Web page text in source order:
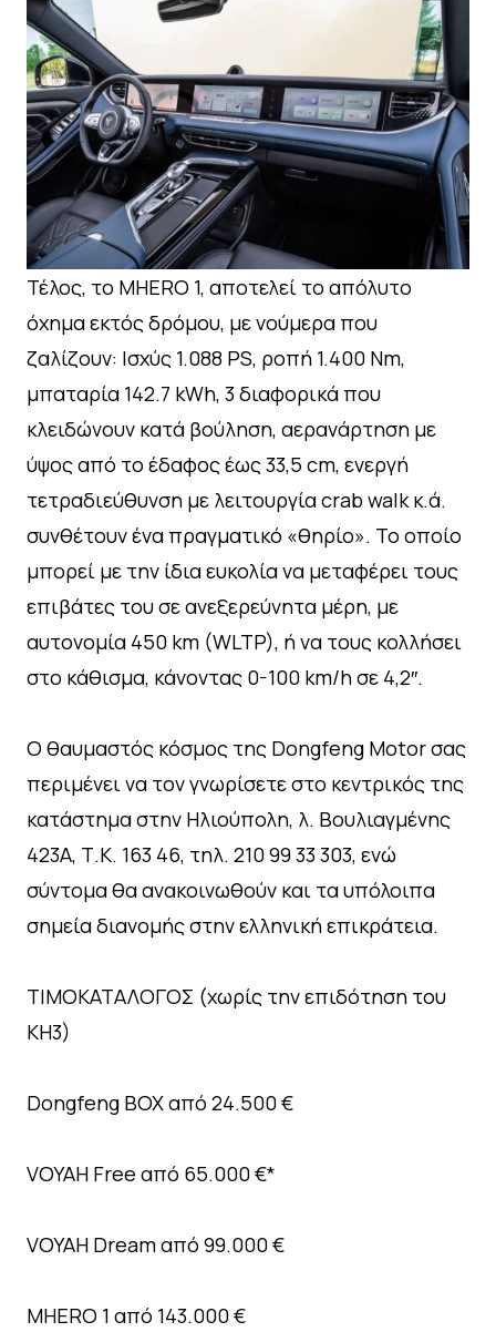
Τέλος, το MHERO 1, αποτελεί το απόλυτο
όχημα εκτός δρόμου, με νούμερα που
ζαλίζουν: Ισχύς 1.088 PS, ροπή 1.400 Nm,
μπαταρία 142.7 kWh, 3 διαφορικά που
κλειδώνουν κατά βούληση, αερανάρτηση με
ύψος από το έδαφος έως 33,5 cm, ενεργή
τετραδιεύθυνση με λειτουργία crab walk κ.ά.
συνθέτουν ένα πραγματικό «θηρίο». Το οποίο
μπορεί με την ίδια ευκολία να μεταφέρει τους
επιβάτες του σε ανεξερεύνητα μέρη, με
αυτονομία 450 km (WLTP), ή να τους κολλήσει
στο κάθισμα, κάνοντας 0-100 km/h σε 4,2″.
O θαυμαστός κόσμος της Dongfeng Motor σας
περιμένει να τον γνωρίσετε στο κεντρικός της
κατάστημα στην Ηλιούπολη, λ. Βουλιαγμένης
423Α, Τ.Κ. 163 46, τηλ. 210 99 33 303, ενώ
σύντομα θα ανακοινωθούν και τα υπόλοιπα
σημεία διανομής στην ελληνική επικράτεια.
ΤΙΜΟΚΑΤΑΛΟΓΟΣ (χωρίς την επιδότηση του
ΚΗ3)
Dongfeng BOX από 24.500 €
VOYAH Free από 65.000 €*
VOYAH Dream από 99.000 €
MHERO 1 από 143.000 €